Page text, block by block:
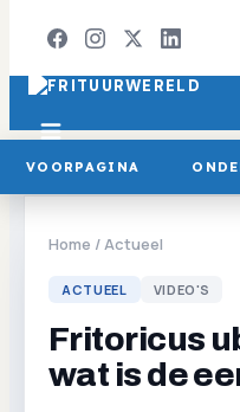
VOORPAGINA
Home /Actueel
ACTUEEL VIDEO'S
Fritoricus
wat is de